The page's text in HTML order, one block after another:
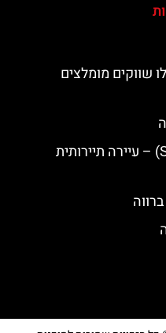
שווקים מומלצים
סנטה סוזנה (Santa Susanna) – עיירה תיירותית